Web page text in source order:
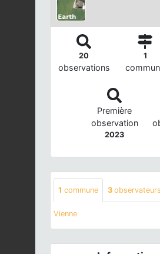
20
observations
1
Première
observation
2023
1 commune 3 observateurs
Vienne